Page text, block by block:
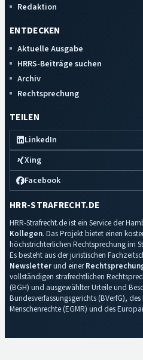
Redaktion
ENTDECKEN
Aktuelle Ausgabe
HRRS-Beiträge suchen
Archiv
Rechtsprechung
TEILEN
LinkedIn
Xing
Facebook
HRR-STRAFRECHT.DE
HRR-Strafrecht.de ist ein Service der
Kollegen. Das Projekt bietet einen
höchstrichterlichen Rechtsprechung im
Es besteht aus der juristischen
Newsletterund einer
vollständigen strafrechtlichen
(BGH) und ausgewählter Urteile und
Bundesverfassungsgerichts (BVerfG),
Menschenrechte (EGMR) und des